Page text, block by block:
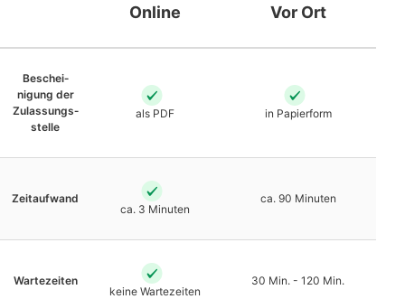
Online Vor Ort
Beschei­
nigung der
Zulassungs­
stelle
als PDF in Papierform
Zeit­aufwand
ca. 3 Minuten
ca. 90 Minuten
Warte­zeiten
keine Warte­zeiten
30 Min. - 120 Min.